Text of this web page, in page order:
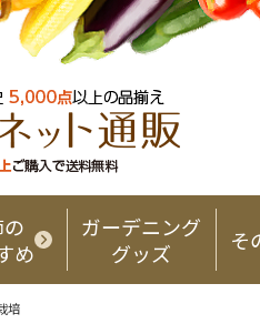
め
ガーデニング
グッズ
そ
培